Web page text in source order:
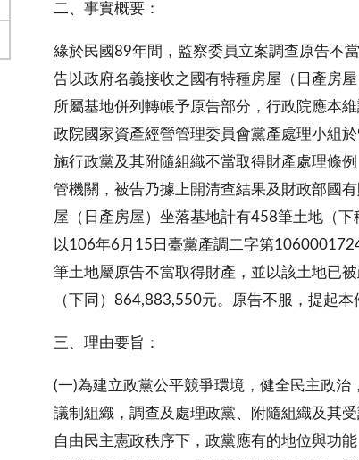
二、事實概要：
緣於民國89年間，監察委員立案調查原告不
告以政府名義接收之國有特種房屋（日產房
所屬基地併列轉帳予原告部分，行政院應本
政院國家資產經營管理委員會黨產處理小組
施行政黨及其附隨組織不當取得財產處理條
管機關，被告乃據上開清查結果及財政部國
屋（日產房屋）坐落基地計有458筆土地（
以106年6月15日臺黨產調二字第
筆土地屬原告不當取得財產，並以該土地已
（下同）864,883,550元。原告不服，提起本
三、理由要旨：
(一)為建立政黨公平競爭環境，健全民主政
議制組織，調查及處理政黨、附隨組織及其
自由民主憲政秩序下，政黨應有的地位與功